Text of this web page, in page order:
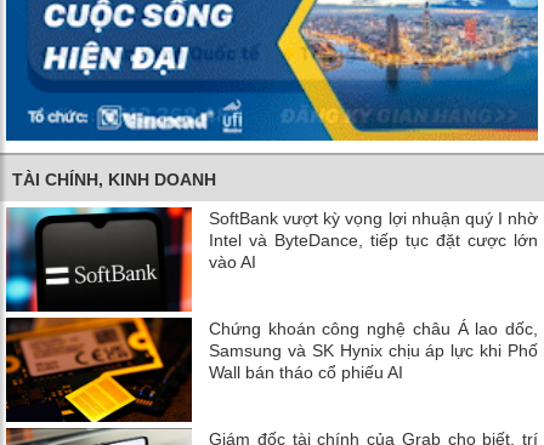
TÀI CHÍNH, KINH DOANH
SoftBank vượt kỳ vọng lợi nhuận quý I nhờ
Intel và ByteDance, tiếp tục đặt cược lớn
vào AI
Chứng khoán công nghệ châu Á lao dốc,
Samsung và SK Hynix chịu áp lực khi Phố
Wall bán tháo cổ phiếu AI
Giám đốc tài chính của Grab cho biết, trí